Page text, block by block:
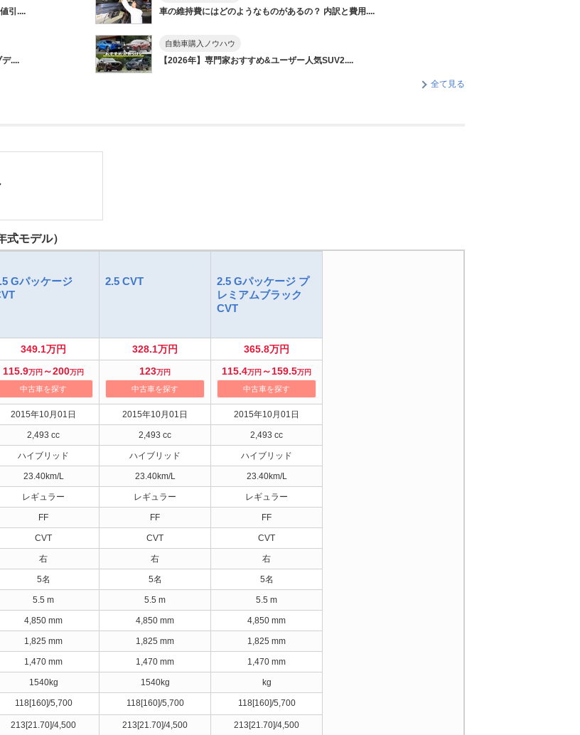
引.... 車の維持費にはどのようなものがあるの？ 内訳と費用....
....
自動車購入ノウハウ
【2026年】専門家おすすめ&ユーザー人気SUV2....
全て見る
モデル）
Gパッケージ
2.5 CVT
2.5 Gパッケージ プ
レミアムブラック
CVT
349.1万円 328.1万円 365.8万円
115.9万円 ～200万円
中古車を探す
123万円
中古車を探す
115.4万円 ～159.5万円
中古車を探す
2015年10月01日 2015年10月01日 2015年10月01日
2,493 cc 2,493 cc 2,493 cc
ハイブリッド ハイブリッド ハイブリッド
23.40km/L 23.40km/L 23.40km/L
レギュラー レギュラー レギュラー
FF FF FF
CVT CVT CVT
右 右 右
5名 5名 5名
5.5 m 5.5 m 5.5 m
4,850 mm 4,850 mm 4,850 mm
1,825 mm 1,825 mm 1,825 mm
1,470 mm 1,470 mm 1,470 mm
1540kg 1540kg kg
118[160]/5,700 118[160]/5,700 118[160]/5,700
213[21.70]/4,500 213[21.70]/4,500 213[21.70]/4,500